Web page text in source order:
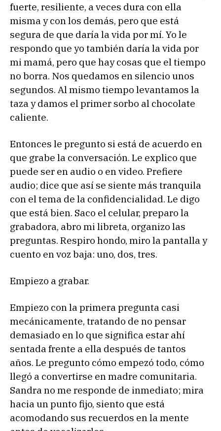
fuerte, resiliente, a veces dura con ella
misma y con los demás, pero que está
segura de que daría la vida por mí. Yo le
respondo que yo también daría la vida por
mi mamá, pero que hay cosas que el tiempo
no borra. Nos quedamos en silencio unos
segundos. Al mismo tiempo levantamos la
taza y damos el primer sorbo al chocolate
caliente.
Entonces le pregunto si está de acuerdo en
que grabe la conversación. Le explico que
puede ser en audio o en video. Prefiere
audio; dice que así se siente más tranquila
con el tema de la confidencialidad. Le digo
que está bien. Saco el celular, preparo la
grabadora, abro mi libreta, organizo las
preguntas. Respiro hondo, miro la pantalla y
cuento en voz baja: uno, dos, tres.
Empiezo a grabar.
Empiezo con la primera pregunta casi
mecánicamente, tratando de no pensar
demasiado en lo que significa estar ahí
sentada frente a ella después de tantos
años. Le pregunto cómo empezó todo, cómo
llegó a convertirse en madre comunitaria.
Sandra no me responde de inmediato; mira
hacia un punto fijo, siento que está
acomodando sus recuerdos en la mente